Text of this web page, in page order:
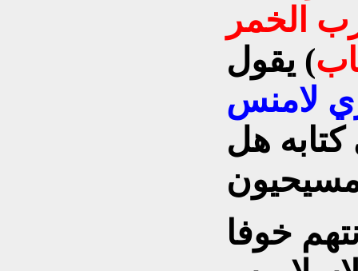
الخمر
) يقول
لامنس
كتابه هل
خوفا